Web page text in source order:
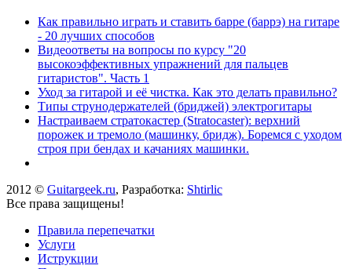
Как правильно играть и ставить барре (баррэ) на гитаре
- 20 лучших способов
Видеоответы на вопросы по курсу "20
высокоэффективных упражнений для пальцев
гитаристов". Часть 1
Уход за гитарой и её чистка. Как это делать правильно?
Типы струнодержателей (бриджей) электрогитары
Настраиваем стратокастер (Stratocaster): верхний
порожек и тремоло (машинку, бридж). Боремся с уходом
строя при бендах и качаниях машинки.
2012 © Guitargeek.ru, Разработка: Shtirlic
Все права защищены!
Правила перепечатки
Услуги
Иструкции